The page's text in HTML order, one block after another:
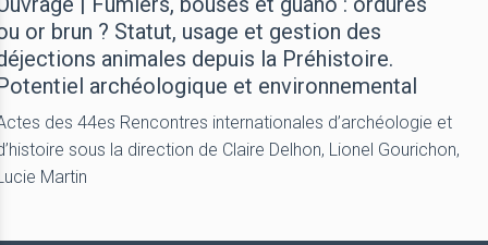
or brun ? Statut, usage et gestion des
animales depuis la Préhistoire.
archéologique et environnemental
des 44es Rencontres internationales d’archéologie et
sous la direction de Claire Delhon, Lionel Gourichon,
Martin